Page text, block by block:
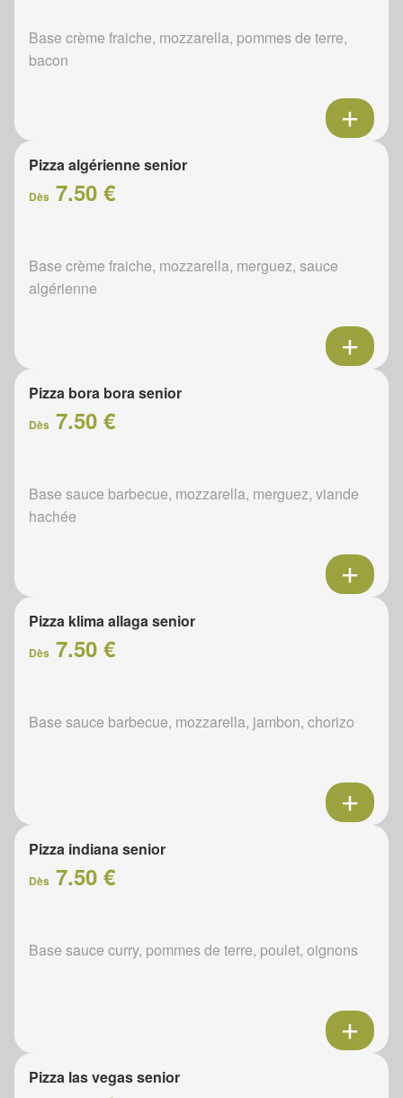
Base crème fraiche, mozzarella, pommes de terre,
bacon
Pizza algérienne senior
Dès 7.50 €
Base crème fraiche, mozzarella, merguez, sauce
algérienne
Pizza bora bora senior
Dès 7.50 €
Base sauce barbecue, mozzarella, merguez, viande
hachée
Pizza klima allaga senior
Dès 7.50 €
Base sauce barbecue, mozzarella, jambon, chorizo
Pizza indiana senior
Dès 7.50 €
Base sauce curry, pommes de terre, poulet, oignons
Pizza las vegas senior